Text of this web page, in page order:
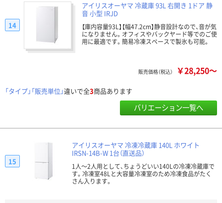
アイリスオーヤマ 冷蔵庫 93L 右開き 1ドア 静
音 小型 IRJD
【庫内容量93L】【幅47.2cm】静音設計なので、音が気
になりません。オフィスやバックヤード等でのご使
用に最適です。簡易冷凍スペースで製氷も可能。
14
販売価格（税込） ￥28,250～
「タイプ」「販売単位」違いで全3商品あります
バリエーション一覧へ
アイリスオーヤマ 冷凍冷蔵庫 140L ホワイト
IRSN-14B-W 1台（直送品）
1人～2人用として、ちょうどいい140Lの冷凍冷蔵庫で
す。冷凍室48Lと大容量冷凍室のため冷凍食品がたく
さん入ります。
15